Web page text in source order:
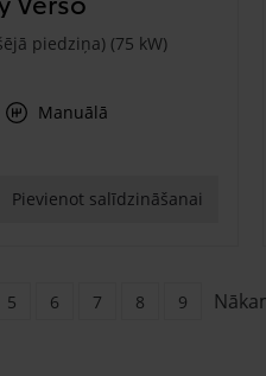
piedziņa) (75 kW)
Manuālā
Pievienot salīdzināšanai
5 6 7 8 9